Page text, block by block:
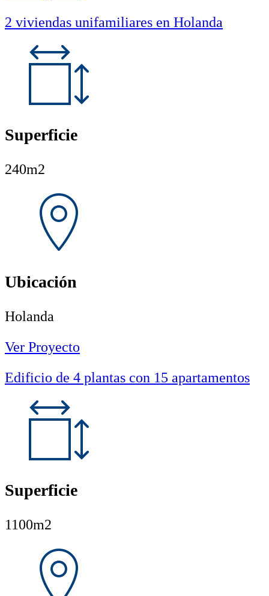
2 viviendas unifamiliares en Holanda
Superficie
240m2
Ubicación
Holanda
Ver Proyecto
Edificio de 4 plantas con 15 apartamentos
Superficie
1100m2